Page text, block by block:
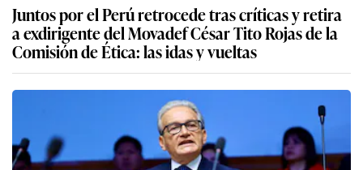
Juntos por el Perú retrocede tras críticas y retira
a exdirigente del Movadef César Tito Rojas de la
Comisión de Ética: las idas y vueltas